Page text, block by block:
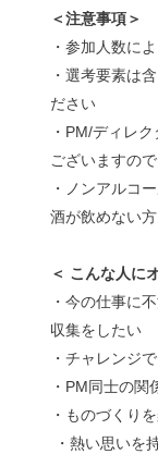
＜注意事項＞
・参加人数に
・選考要素は
ださい
・PM/ディレ
ございますの
・ノンアルコ
酒が飲めない
＜ こんな人に
・今の仕事に
収集をしたい
・チャレンジ
・PM同士の関
・ものづくり
・熱い思いを